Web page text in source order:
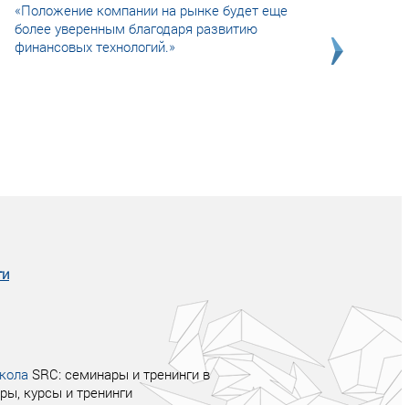
«Положение компании на рынке будет еще
более уверенным благодаря развитию
финансовых технологий.»
SRC: семинары и тренинги в
курсы и тренинги